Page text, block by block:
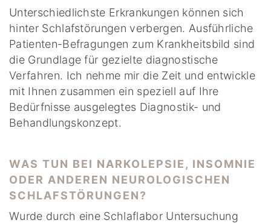
Unterschiedlichste Erkrankungen können sich
hinter Schlafstörungen verbergen. Ausführliche
Patienten-Befragungen zum Krankheitsbild sind
die Grundlage für gezielte diagnostische
Verfahren. Ich nehme mir die Zeit und entwickle
mit Ihnen zusammen ein speziell auf Ihre
Bedürfnisse ausgelegtes Diagnostik- und
Behandlungskonzept.
WAS TUN BEI NARKOLEPSIE, INSOMNIE
ODER ANDEREN NEUROLOGISCHEN
SCHLAFSTÖRUNGEN?
Wurde durch eine Schlaflabor Untersuchung